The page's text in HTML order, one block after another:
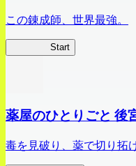
この錬成師、世界最強。
Start
薬屋のひとりごと 後
毒を見破り、薬で切り拓